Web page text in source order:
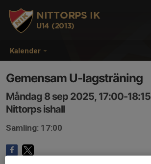
Kalender
NITTORPS IK
U14 (2013)
Gemensam U-lagsträning
Måndag 8 sep 2025, 17:00-18:15
Nittorps ishall
Samling: 17:00